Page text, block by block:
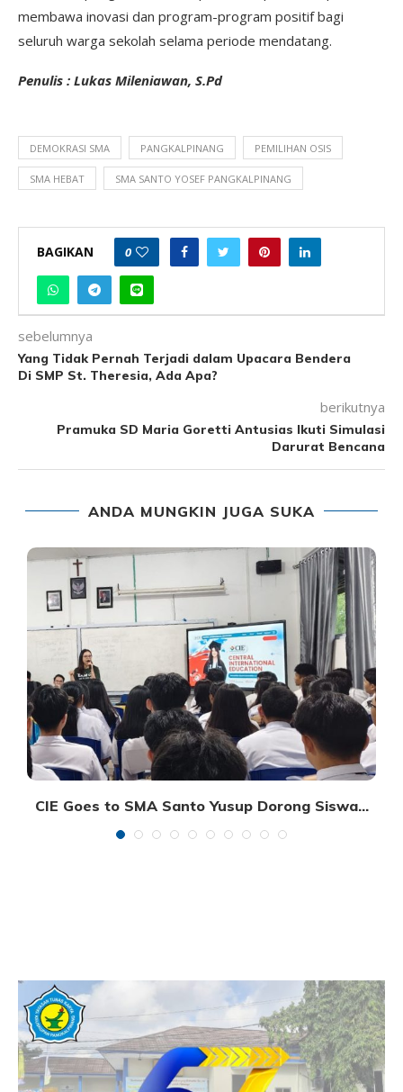
membawa inovasi dan program-program positif bagi
seluruh warga sekolah selama periode mendatang.
Penulis : Lukas Mileniawan, S.Pd
DEMOKRASI SMA PANGKALPINANG PEMILIHAN OSIS
SMA HEBAT SMA SANTO YOSEF PANGKALPINANG
BAGIKAN 0
sebelumnya
Yang Tidak Pernah Terjadi dalam Upacara Bendera
Di SMP St. Theresia, Ada Apa?
berikutnya
Pramuka SD Maria Goretti Antusias Ikuti Simulasi
Darurat Bencana
ANDA MUNGKIN JUGA SUKA
CIE Goes to SMA Santo Yusup Dorong Siswa...